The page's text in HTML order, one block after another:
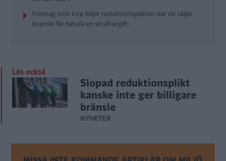
Företag som inte följer reduktionsplikten när de säljer
bränsle får betala en straffavgift.
Läs också
Slopad reduktionsplikt
kanske inte ger billigare
bränsle
NYHETER